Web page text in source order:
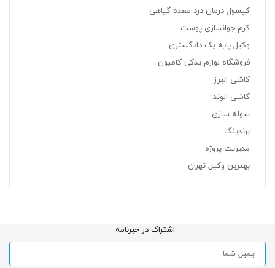
کپسول درمان درد معده گیاهی
کرم جوانسازی پوست
وکیل پایه یک دادگستری
فروشگاه لوازم یدکی کامیون
کاشی البرز
کاشی الوند
سوله سازی
برندینگ
مدیریت پروژه
بهترین وکیل تهران
اشتراک در خبرنامه